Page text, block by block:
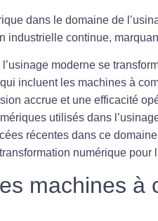
dans le domaine de
industrielle continue,
moderne se
incluent les machines à
accrue et une efficacité
utilisés dans
récentes dans ce
numérique pour
machines à